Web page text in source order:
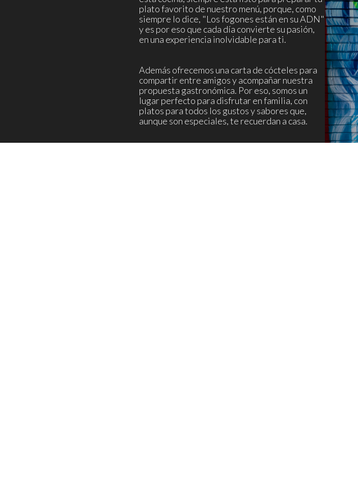
plato favorito de nuestro menú, porque, como
siempre lo dice, "Los fogones están en su ADN"
y es por eso que cada día convierte su pasión,
en una experiencia inolvidable para ti.
Además ofrecemos una carta de cócteles para
compartir entre amigos y acompañar nuestra
propuesta gastronómica. Por eso, somos un
lugar perfecto para disfrutar en familia, con
platos para todos los gustos y sabores que,
aunque son especiales, te recuerdan a casa.